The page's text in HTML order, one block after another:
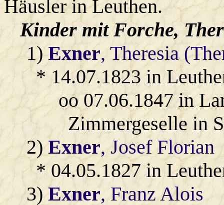
Häusler in Leuthen.
Kinder mit Forche,
1)Exner, Theresia
* 14.07.1823 in
oo 07.06.1847 in
Zimmergeselle in
2)Exner, Josef Florian
* 04.05.1827 in
3)Exner, Franz Alois